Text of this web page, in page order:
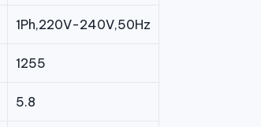
1Ph,220V-240V,50Hz
1255
5.8